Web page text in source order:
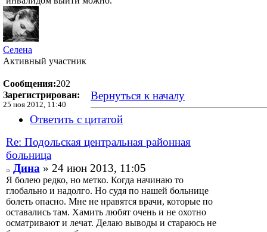
Селена
Активный участник
Сообщения:202
Зарегистрирован:
25 ноя 2012, 11:40
Вернуться к началу
Ответить с цитатой
Re: Подольская центральная районная
больница
Дина» 24 июн 2013, 11:05
Я болею редко, но метко. Когда начинаю то
глобально и надолго. Но судя по нашей больнице
болеть опасно. Мне не нравятся врачи, которые по
оставались там. Хамить любят очень и не охотно
осматривают и лечат. Делаю выводы и стараюсь не